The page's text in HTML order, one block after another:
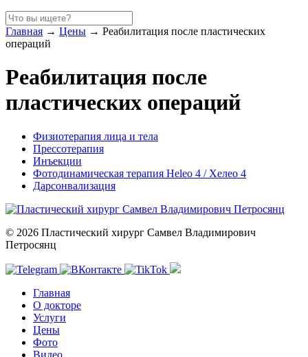
Главная → Цены → Реабилитация после пластических
операций
Реабилитация после
пластических операций
Физиотерапия лица и тела
Прессотерапия
Инъекции
Фотодинамическая терапия Heleo 4 / Хелео 4
Дарсонвализация
© 2026 Пластический хирург Самвел Владимирович
Петросянц
Главная
О докторе
Услуги
Цены
Фото
Видео